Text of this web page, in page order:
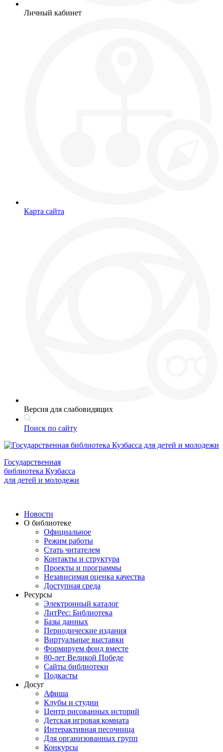
Личный кабинет
Карта сайта
Версия для слабовидящих
Поиск по сайту
Государственная
библиотека Кузбасса
для детей и молодежи
Новости
О библиотеке
Официальное
Режим работы
Стать читателем
Контакты и структура
Проекты и программы
Независимая оценка качества
Доступная среда
Ресурсы
Электронный каталог
ЛитРес: Библиотека
Базы данных
Периодические издания
Виртуальные выставки
Формируем фонд вместе
80-лет Великой Победе
Сайты библиотеки
Подкасты
Досуг
Афиша
Клубы и студии
Центр рисованных историй
Детская игровая комната
Интерактивная песочница
Для организованных групп
Конкурсы